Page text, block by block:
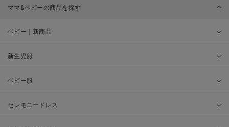
ママ&ベビーの商品を探す
ベビー｜新商品
新生児服
ベビー服
セレモニードレス